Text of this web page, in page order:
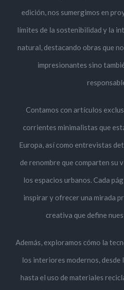
edición, nos sumergimos en
límites de la sostenibilidad y la
natural, destacando obras que
impresionantes sino
Contamos con artículos
corrientes minimalistas que
Europa, así como entrevistas
de renombre que comparten su
los espacios urbanos. Cada
inspirar y ofrecer una mirada
creativa que define
Además, exploramos cómo la
los interiores modernos,
hasta el uso de materiales